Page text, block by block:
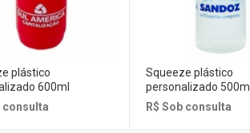
plástico
600ml
consulta
Squeeze plástico
personalizado 500ml
R$ Sob consulta